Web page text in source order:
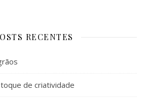
RECENTES
de criatividade